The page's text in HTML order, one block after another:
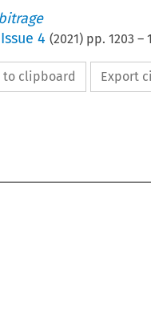
Issue 4 (2021) pp. 1203 –
to clipboard Export